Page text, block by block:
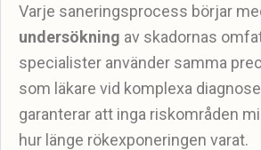
Varje saneringsprocess börjar
undersökning av skadornas
specialister använder samma
som läkare vid komplexa
garanterar att inga riskområden
hur länge rökexponeringen varat.